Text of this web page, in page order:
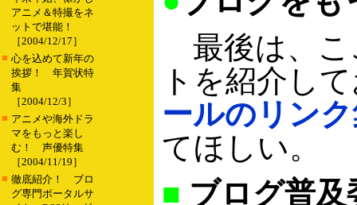
アニメ＆特撮をネ
ットで堪能！
［2004/12/17］
■ 心を込めて新年の
挨拶！ 年賀状特
集
［2004/12/3］
■ アニメや海外ドラ
マをもっと楽し
む！ 声優特集
［2004/11/19］
■ 徹底紹介！ ブロ
グ専門ポータルサ
最後は、こ
トを紹介し
ールのリン
てほしい。
■ ブログ普及